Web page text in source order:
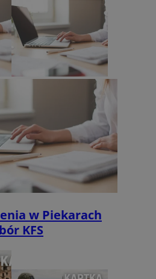
w Piekarach
KFS